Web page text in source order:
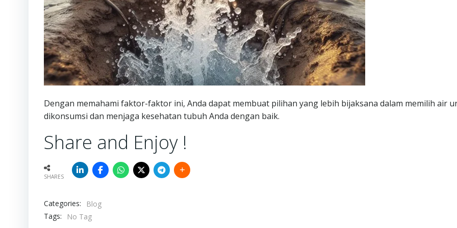
Dengan memahami faktor-faktor ini, Anda dapat membuat pilihan yang lebih bijaksana dalam memilih air
dikonsumsi dan menjaga kesehatan tubuh Anda dengan baik.
Share and Enjoy !
SHARES
Categories:
Blog
Tags:
No Tag